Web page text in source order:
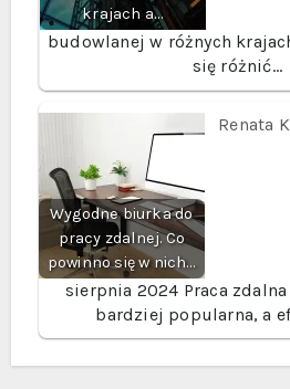
krajach a…
budowlanej w różnych
się różnić…
Wygodne biurka do
pracy zdalnej. Co
powinno się w nich…
Renata
sierpnia 2024 Praca
bardziej popularna, a